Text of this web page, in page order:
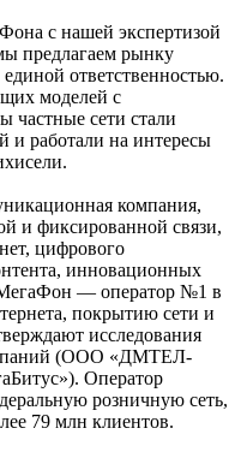
с нашей экспертизой
предлагаем рынку
ответственностью.
моделей с
частные сети стали
и работали на интересы
компания,
и фиксированной связи,
цифрового
инновационных
— оператор №1 в
покрытию сети и
исследования
(ООО «ДМТЕЛ-
Оператор
розничную сеть,
79 млн клиентов.